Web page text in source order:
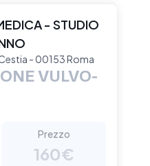
- STUDIO
- 00153 Roma
VULVO-
Prezzo
160€